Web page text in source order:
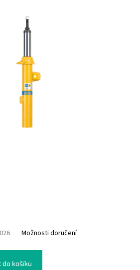
Možnosti doručení
do košíku